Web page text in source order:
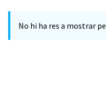
No hi ha res a mostrar